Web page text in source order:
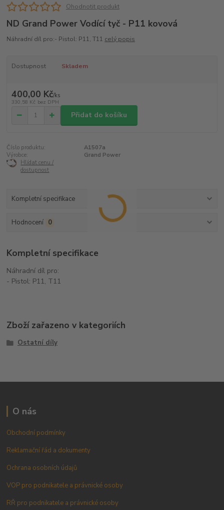
Ohodnotit produkt
ND Grand Power Vodící tyč - P11 kovová
Náhradní díl pro:- Pistol: P11, T11 celý popis
Dostupnost Skladem
400,00 Kč/ks
330,58 Kč bez DPH
Přidat do košíku
Číslo produktu:
A1507a
Výrobce:
Grand Power
Hlídat cenu /
dostupnost
Kompletní specifikace
Hodnocení 0
Kompletní specifikace
Náhradní díl pro:
- Pistol: P11, T11
Zboží zařazeno v kategoriích
Ostatní díly
O nás
Obchodní podmínky
Reklamační řád a dokumenty
Ochrana osobních údajů
VOP pro podnikatele a právnické osoby
RŘ pro podnikatele a právnické osoby